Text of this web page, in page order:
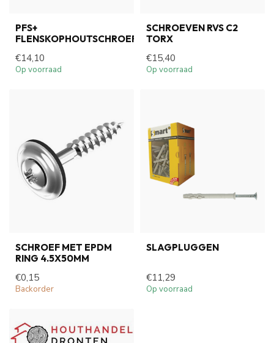
PFS+
FLENSKOPHOUTSCHROEF
€14,10
Op voorraad
SCHROEVEN RVS C2
TORX
€15,40
Op voorraad
SCHROEF MET EPDM
RING 4.5X50MM
€0,15
Backorder
SLAGPLUGGEN
€11,29
Op voorraad